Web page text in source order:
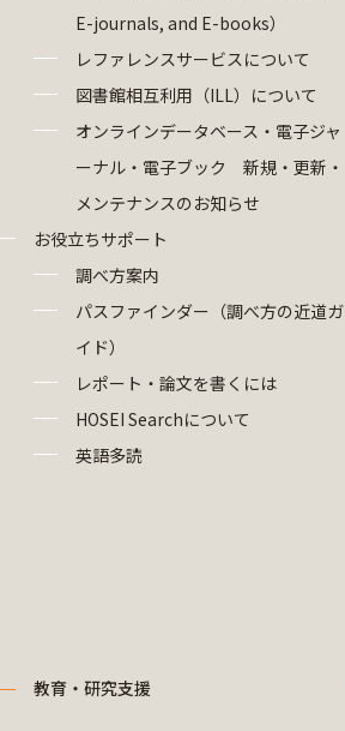
E-journals, and E-books）
レファレンスサービスについて
図書館相互利用（ILL）について
オンラインデータベース・電子ジャ
ーナル・電子ブック 新規・更新・
メンテナンスのお知らせ
お役立ちサポート
調べ方案内
パスファインダー（調べ方の近道ガ
イド）
レポート・論文を書くには
HOSEI Searchについて
英語多読
教育・研究支援